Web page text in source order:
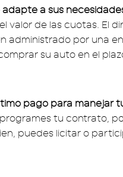
a sus
valor de las cuotas. El
administrado por una
su auto en el
pago para manejar
tu contrato,
puedes licitar o